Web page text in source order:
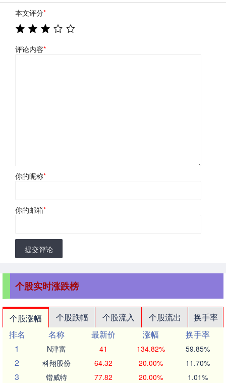
本文评分*
评论内容*
你的昵称*
你的邮箱*
提交评论
个股实时涨跌榜
个股涨幅 个股跌幅 个股流入 个股流出
换手率
排名
名称 最新价 涨幅
换手率
1
N津富 41 134.82% 59.85%
2 科翔股份 64.32 20.00% 11.70%
3 锴威特 77.82 20.00% 1.01%